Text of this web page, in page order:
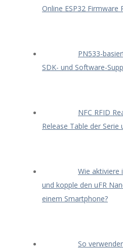
Online ESP32 Firmware
PN533-
SDK- und Software-
NFC RFID
Release Table der Serie
Wie aktiviere
und kopple den uFR
einem Smartphone?
So